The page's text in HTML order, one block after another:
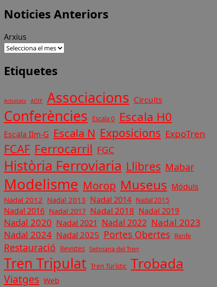
Noticies Anteriors
Arxius
Etiquetes
Activitats ADIF Associacions Circuits
Conferències Escala 0 Escala H0
Escala IIm-G Escala N Exposicions ExpoTren
FCAF Ferrocarril FGC
Història Ferroviaria Llibres Mabar
Modelisme Morop Museus Mòduls
Nadal 2012 Nadal 2013 Nadal 2014 Nadal 2015
Nadal 2016 Nadal 2017 Nadal 2018 Nadal 2019
Nadal 2020 Nadal 2021 Nadal 2022 Nadal 2023
Nadal 2024 Nadal 2025 Portes Obertes Renfe
Restauració Revistes Setmana del Tren
Tren Tripulat Tren Turístic Trobada
Viatges Web